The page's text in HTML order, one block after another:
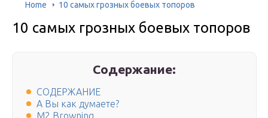
Home 10 самых грозных боевых топоров
10 самых грозных боевых топоров
Содержание:
СОДЕРЖАНИЕ
А Вы как думаете?
M2 Browning